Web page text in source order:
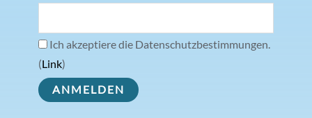
Ich akzeptiere die Datenschutzbestimmungen.
(Link)